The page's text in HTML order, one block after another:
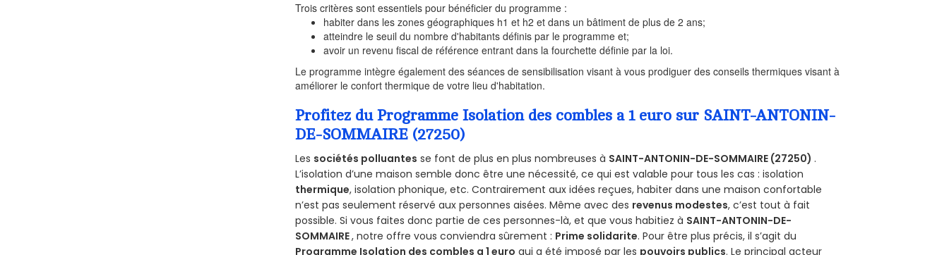
Trois critères sont essentiels pour bénéficier du programme :
habiter dans les zones géographiques h1 et h2 et dans un bâtiment de plus de 2 ans;
atteindre le seuil du nombre d'habitants définis par le programme et;
avoir un revenu fiscal de référence entrant dans la fourchette définie par la loi.
Le programme intègre également des séances de sensibilisation visant à vous prodiguer des conseils thermiques visant à
améliorer le confort thermique de votre lieu d'habitation.
Profitez du Programme Isolation des combles a 1 euro sur SAINT-ANTONIN-
DE-SOMMAIRE (27250)
Les sociétés polluantes se font de plus en plus nombreuses à SAINT-ANTONIN-DE-SOMMAIRE (27250) .
L’isolation d’une maison semble donc être une nécessité, ce qui est valable pour tous les cas : isolation
thermique, isolation phonique, etc. Contrairement aux idées reçues, habiter dans une maison confortable
n’est pas seulement réservé aux personnes aisées. Même avec des revenus modestes, c’est tout à fait
possible. Si vous faites donc partie de ces personnes-là, et que vous habitiez à SAINT-ANTONIN-DE-
SOMMAIRE, notre offre vous conviendra sûrement : Prime solidarite. Pour être plus précis, il s’agit du
Programme Isolation des combles a 1 euro qui a été imposé par les pouvoirs publics. Le principal acteur